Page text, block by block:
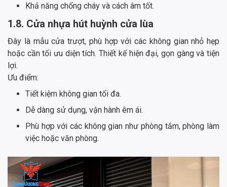
Khả năng chống cháy và cách âm tốt.
1.8. Cửa nhựa hút huỳnh cửa lùa
Đây là mẫu cửa trượt, phù hợp với các không gian nhỏ hẹp
hoặc cần tối ưu diện tích. Thiết kế hiện đại, gọn gàng và tiện
lợi.
Ưu điểm:
Tiết kiệm không gian tối đa.
Dễ dàng sử dụng, vận hành êm ái.
Phù hợp với các không gian như phòng tắm, phòng làm
việc hoặc văn phòng.